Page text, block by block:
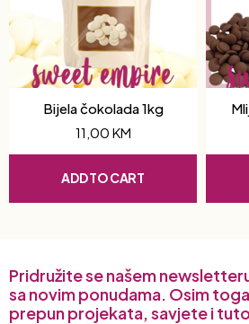
Bijela čokolada 1kg
11,00 KM
ADD TO CART
Pridružite se našem
sa novim ponudama. Osim
prepun projekata, savjete i